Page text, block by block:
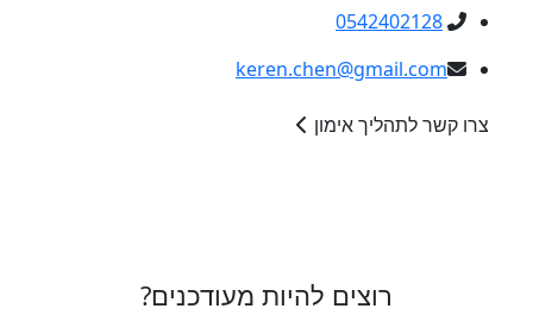
0542402128
keren.chen@gmail.com
צרו קשר לתהליך אימון
רוצים להיות מעודכנים?